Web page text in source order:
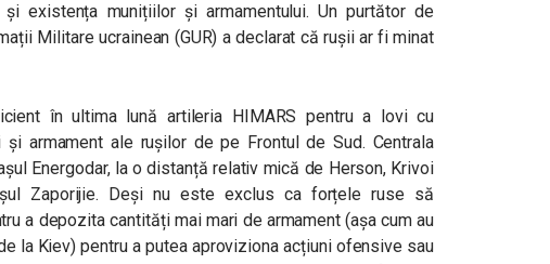
existența munițiilor și armamentului. Un purtător de
Militare ucrainean (GUR) a declarat că rușii ar fi minat
în ultima lună artileria HIMARS pentru a lovi cu
armament ale rușilor de pe Frontul de Sud. Centrala
Energodar, la o distanță relativ mică de Herson, Krivoi
Zaporijie. Deși nu este exclus ca forțele ruse să
a depozita cantități mai mari de armament (așa cum au
la Kiev) pentru a putea aproviziona acțiuni ofensive sau